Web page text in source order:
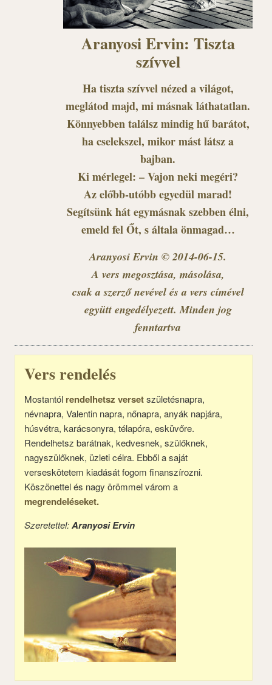
Aranyosi Ervin: Tiszta
szívvel
Ha tiszta szívvel nézed a világot,
meglátod majd, mi másnak láthatatlan.
Könnyebben találsz mindig hű barátot,
ha cselekszel, mikor mást látsz a
bajban.
Ki mérlegel: – Vajon neki megéri?
Az előbb-utóbb egyedül marad!
Segítsünk hát egymásnak szebben élni,
emeld fel Őt, s általa önmagad…
Aranyosi Ervin © 2014-06-15.
A vers megosztása, másolása,
csak a szerző nevével és a vers címével
együtt engedélyezett. Minden jog
fenntartva
Vers rendelés
Mostantól rendelhetsz versetszületésnapra,
névnapra, Valentin napra, nőnapra, anyák napjára,
húsvétra, karácsonyra, télapóra, esküvőre.
Rendelhetsz barátnak, kedvesnek, szülőknek,
nagyszülőknek, üzleti célra. Ebből a saját
verseskötetem kiadását fogom finanszírozni.
Köszönettel és nagy örömmel várom a
megrendeléseket.
Szeretettel:Aranyosi Ervin